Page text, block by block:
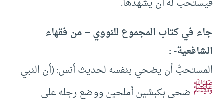
جاء في كتاب المجموع للنووي – من فقهاء
الشافعية- :
المستحبُّ أن يضحي بنفسه لحديث أنس: (أن النبي
ﷺ ضحى بكبشين أملحين ووضع رجله على